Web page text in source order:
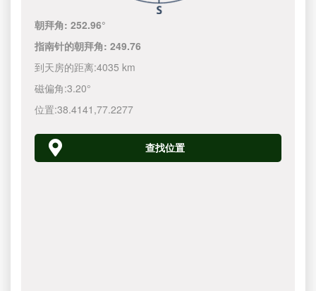
朝拜角:252.96°
指南针的朝拜角:249.76
到天房的距离:4035 km
磁偏角:3.20°
位置:38.4141 ,77.2277
查找位置